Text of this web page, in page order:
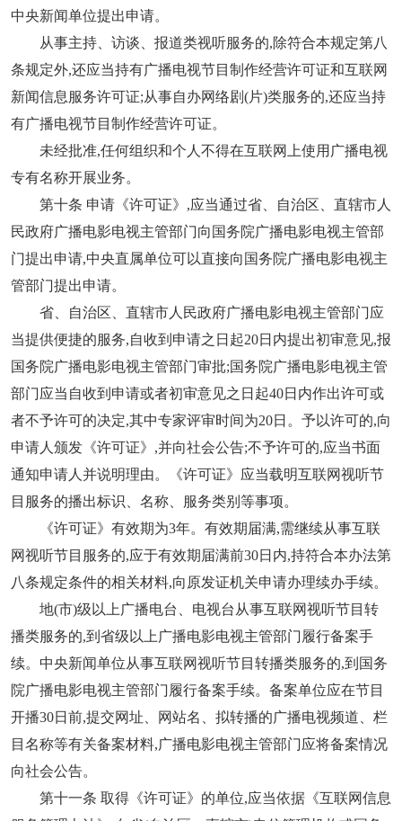
中央新闻单位提出申请。
从事主持、访谈、报道类视听服务的,除符合本规定第八
条规定外,还应当持有广播电视节目制作经营许可证和互联网
新闻信息服务许可证;从事自办网络剧(片)类服务的,还应当持
有广播电视节目制作经营许可证。
未经批准,任何组织和个人不得在互联网上使用广播电视
专有名称开展业务。
第十条 申请《许可证》,应当通过省、自治区、直辖市人
民政府广播电影电视主管部门向国务院广播电影电视主管部
门提出申请,中央直属单位可以直接向国务院广播电影电视主
管部门提出申请。
省、自治区、直辖市人民政府广播电影电视主管部门应
当提供便捷的服务,自收到申请之日起20日内提出初审意见,报
国务院广播电影电视主管部门审批;国务院广播电影电视主管
部门应当自收到申请或者初审意见之日起40日内作出许可或
者不予许可的决定,其中专家评审时间为20日。予以许可的,向
申请人颁发《许可证》,并向社会公告;不予许可的,应当书面
通知申请人并说明理由。《许可证》应当载明互联网视听节
目服务的播出标识、名称、服务类别等事项。
《许可证》有效期为3年。有效期届满,需继续从事互联
网视听节目服务的,应于有效期届满前30日内,持符合本办法第
八条规定条件的相关材料,向原发证机关申请办理续办手续。
地(市)级以上广播电台、电视台从事互联网视听节目转
播类服务的,到省级以上广播电影电视主管部门履行备案手
续。中央新闻单位从事互联网视听节目转播类服务的,到国务
院广播电影电视主管部门履行备案手续。备案单位应在节目
开播30日前,提交网址、网站名、拟转播的广播电视频道、栏
目名称等有关备案材料,广播电影电视主管部门应将备案情况
向社会公告。
第十一条 取得《许可证》的单位,应当依据《互联网信息